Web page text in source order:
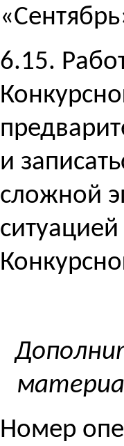
6.15.
и
сложной
Номер